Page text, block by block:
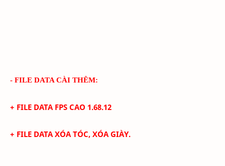
- FILE DATA CÀI THÊM:
+ FILE DATA FPS CAO 1.68.12
+ FILE DATA XÓA TÓC, XÓA GIÀY.